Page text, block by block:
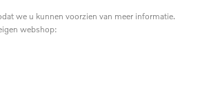
we u kunnen voorzien van meer informatie.
webshop: